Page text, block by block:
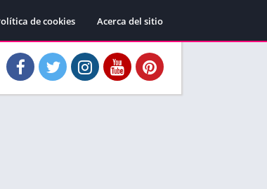
de cookies Acerca del sitio